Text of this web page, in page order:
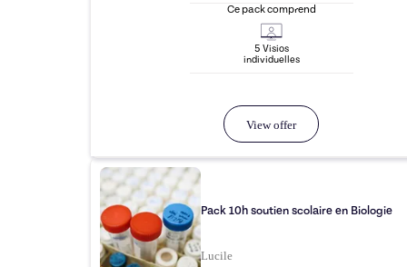
Ce pack comprend
5 Visios
individuelles
View offer
Pack 10h soutien scolaire en Biologie
Lucile